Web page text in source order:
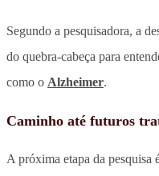
Segundo a pesquisadora, a
do quebra-cabeça para
como o Alzheimer.
Caminho até futuros
A próxima etapa da pesquisa